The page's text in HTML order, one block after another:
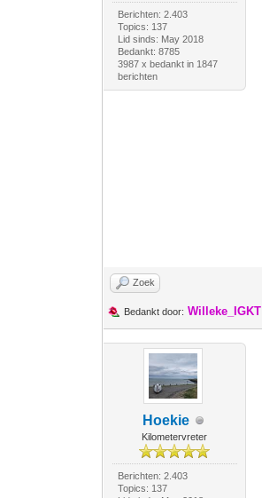
Berichten: 2.403
Topics: 137
Lid sinds: May 2018
Bedankt: 8785
3987 x bedankt in 1847
berichten
Zoek
Bedankt door: Willeke_IGKT
Hoekie
Kilometervreter
Berichten: 2.403
Topics: 137